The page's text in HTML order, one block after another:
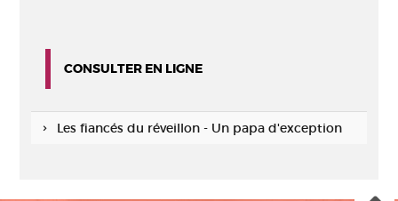
CONSULTER EN LIGNE
Les fiancés du réveillon - Un papa d'exception